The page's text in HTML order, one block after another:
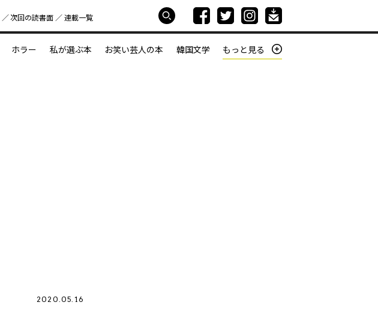
次回の読書⾯ 連載一覧
ホラー 私が選ぶ本 お笑い芸人の本 韓国文学 もっと見る
2020.05.16